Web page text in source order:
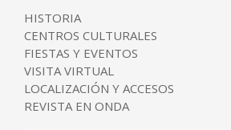
HISTORIA
CENTROS CULTURALES
FIESTAS Y EVENTOS
VISITA VIRTUAL
LOCALIZACIÓN Y ACCESOS
REVISTA EN ONDA